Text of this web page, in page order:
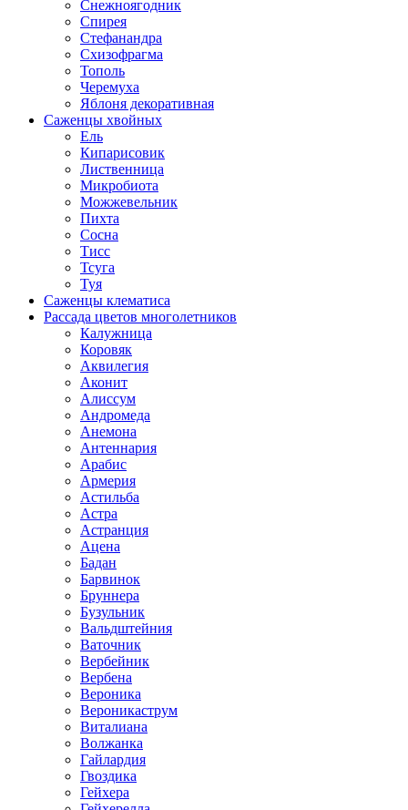
Снежноягодник
Спирея
Стефанандра
Схизофрагма
Тополь
Черемуха
Яблоня декоративная
Саженцы хвойных
Ель
Кипарисовик
Лиственница
Микробиота
Можжевельник
Пихта
Сосна
Тисс
Тсуга
Туя
Саженцы клематиса
Рассада цветов многолетников
Калужница
Коровяк
Аквилегия
Аконит
Алиссум
Андромеда
Анемона
Антеннария
Арабис
Армерия
Астильба
Астра
Астранция
Ацена
Бадан
Барвинок
Бруннера
Бузульник
Вальдштейния
Ваточник
Вербейник
Вербена
Вероника
Вероникаструм
Виталиана
Волжанка
Гайлардия
Гвоздика
Гейхера